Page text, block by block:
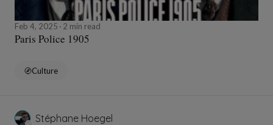
Feb 4, 2025 2 min read
Paris Police 1905
Culture
Stéphane Hoegel